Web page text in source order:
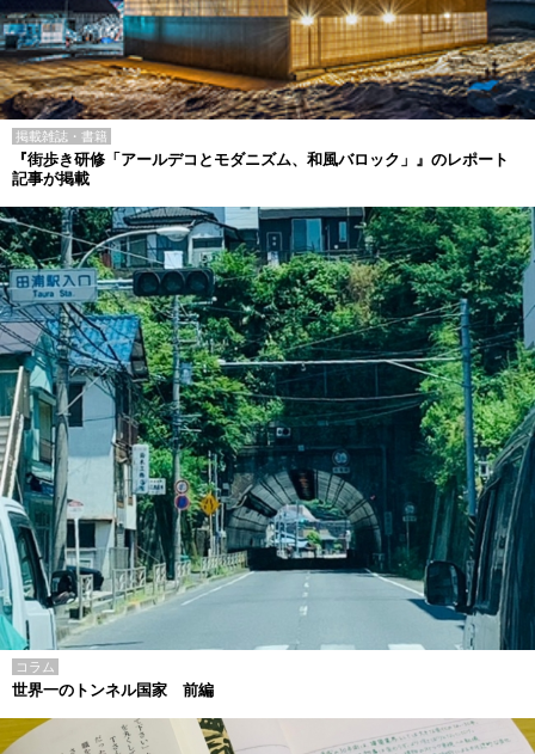
掲載雑誌・書籍
『街歩き研修「アールデコとモダニズム、和風バロック」』のレポート
記事が掲載
コラム
世界一のトンネル国家 前編